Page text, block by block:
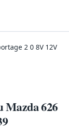
2 0 8V 12V
Mazda 626